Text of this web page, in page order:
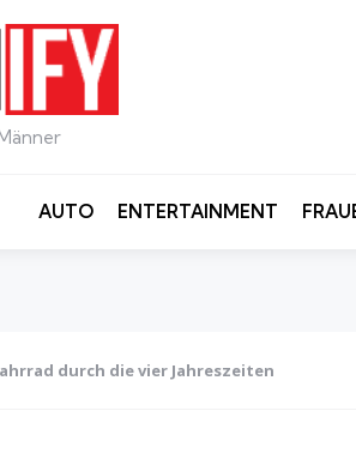
AUTO ENTERTAINMENT
durch die vier Jahreszeiten